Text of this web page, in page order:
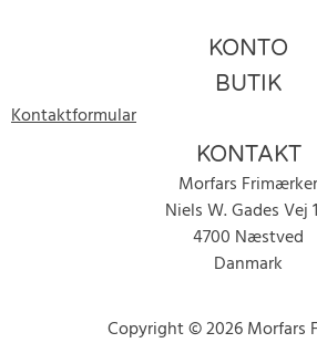
KONTO
BUTIK
Kontaktformular
KONTAKT
Morfars Frimærker
Niels W. Gades Vej
4700 Næstved
Danmark
Copyright © 2026 Morfars